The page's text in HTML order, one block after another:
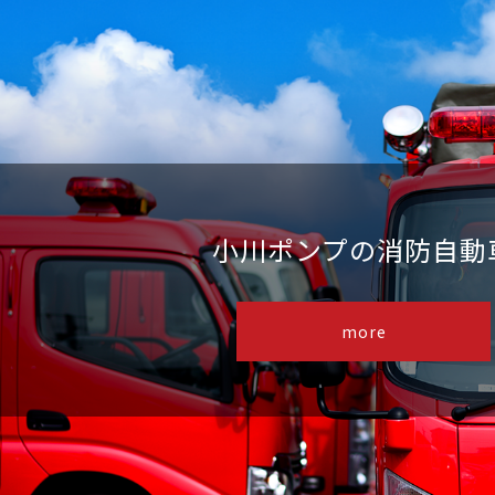
小川ポンプの消防自動
more